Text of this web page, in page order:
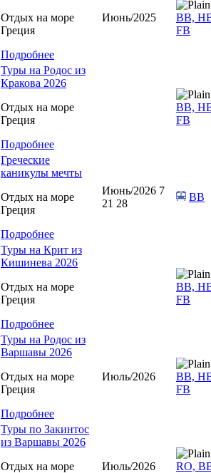
Отдых на море
Греция
Подробнее
Июнь/2025
ВВ,
FB
Туры на Родос из
Кракова 2026
Отдых на море
Греция
Подробнее
ВВ,
FB
Греческие
каникулы мечты
Отдых на море
Греция
Подробнее
Июнь/2026 7
21 28
ВВ
Туры на Крит из
Кишинева 2026
Отдых на море
Греция
Подробнее
BB,
FB
Туры на Родос из
Варшавы 2026
Отдых на море
Греция
Подробнее
Июль/2026
ВВ,
FB
Туры по Закинтос
из Варшавы 2026
Отдых на море
Июль/2026
RO,